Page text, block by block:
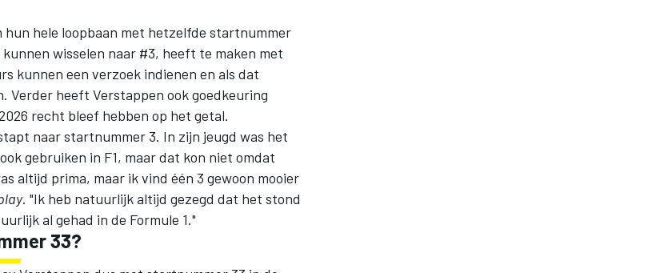
hele loopbaan met hetzelfde startnummer
wisselen naar #3, heeft te maken met
kunnen een verzoek indienen en als dat
Verder heeft Verstappen ook goedkeuring
recht bleef hebben op het getal.
naar startnummer 3. In zijn jeugd was het
gebruiken in F1, maar dat kon niet omdat
altijd prima, maar ik vind één 3 gewoon mooier
. "Ik heb natuurlijk altijd gezegd dat het stond
al gehad in de Formule 1."
33?